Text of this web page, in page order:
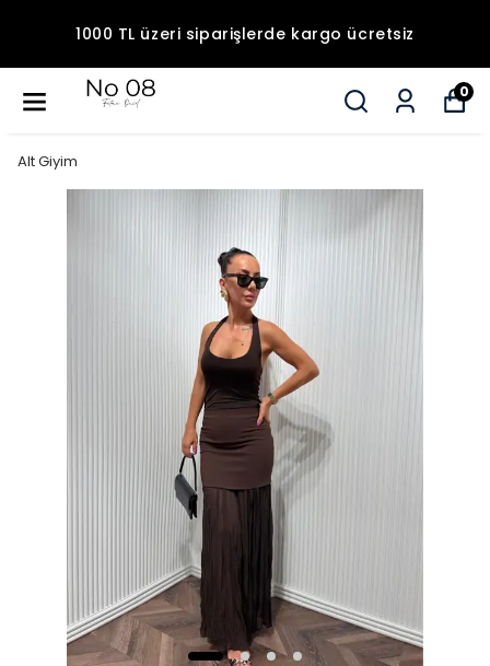
1000 TL üzeri siparişlerde kargo ücretsiz
0
Alt Giyim